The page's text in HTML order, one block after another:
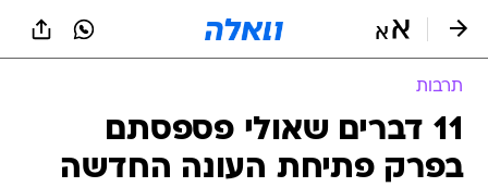
תרבות
11 דברים שאולי פספסתם
בפרק פתיחת העונה החדשה